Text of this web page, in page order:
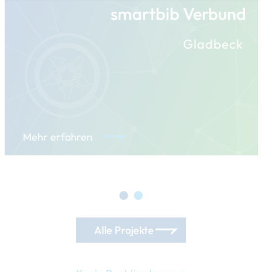
smartbib Verbund
Gladbeck
Mehr erfahren
Alle Projekte